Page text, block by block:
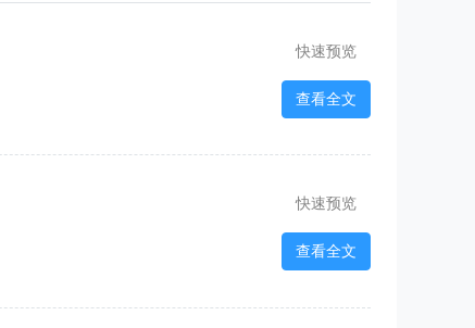
快速预览
查看全文
快速预览
查看全文